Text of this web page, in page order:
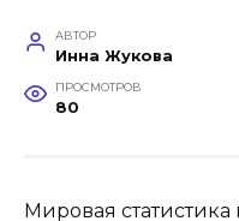
АВТОР
Инна Жукова
ПРОСМОТРОВ
80
Мировая